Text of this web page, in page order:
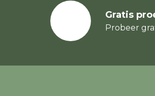
Gratis
Probeer